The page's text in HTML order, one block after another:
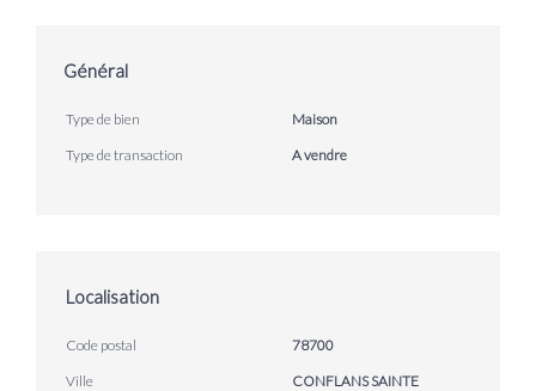
Général
Type de bien
Maison
Type de transaction
A vendre
Localisation
Code postal
78700
Ville
CONFLANS SAINTE